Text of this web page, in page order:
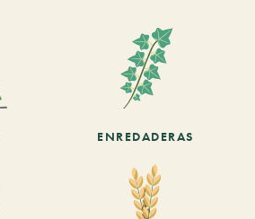
ENREDADERAS